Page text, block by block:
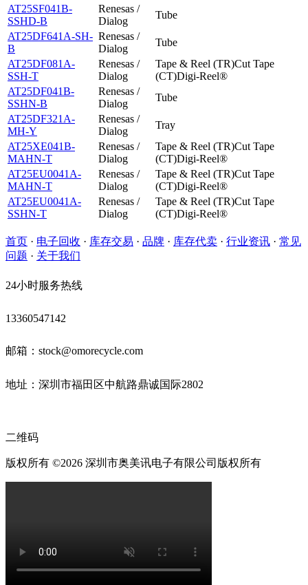
AT25SF041B-
SSHD-B
Renesas /
Dialog
Tube
AT25DF641A-SH-
B
Renesas /
Dialog
Tube
AT25DF081A-
SSH-T
Renesas /
Dialog
Tape & Reel (TR)Cut Tape
(CT)Digi-Reel®
AT25DF041B-
SSHN-B
Renesas /
Dialog
Tube
AT25DF321A-
MH-Y
Renesas /
Dialog
Tray
AT25XE041B-
MAHN-T
Renesas /
Dialog
Tape & Reel (TR)Cut Tape
(CT)Digi-Reel®
AT25EU0041A-
MAHN-T
Renesas /
Dialog
Tape & Reel (TR)Cut Tape
(CT)Digi-Reel®
AT25EU0041A-
SSHN-T
Renesas /
Dialog
Tape & Reel (TR)Cut Tape
(CT)Digi-Reel®
首页 · 电子回收 · 库存交易 · 品牌 · 库存代卖 · 行业资讯 · 常见
问题 · 关于我们
24小时服务热线
13360547142
邮箱：stock@omorecycle.com
地址：深圳市福田区中航路鼎诚国际2802
二维码
版权所有 ©2026 深圳市奥美讯电子有限公司版权所有